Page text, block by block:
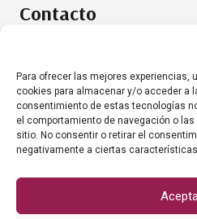
Para ofrecer las mejores
cookies para almacenar y/o acceder a
consentimiento de estas tecnologías
el comportamiento de navegación o
sitio. No consentir o retirar el
negativamente a ciertas
Contacto
© Grumesa
Sitio web